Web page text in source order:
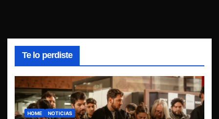
Te lo perdiste
HOME NOTICIAS